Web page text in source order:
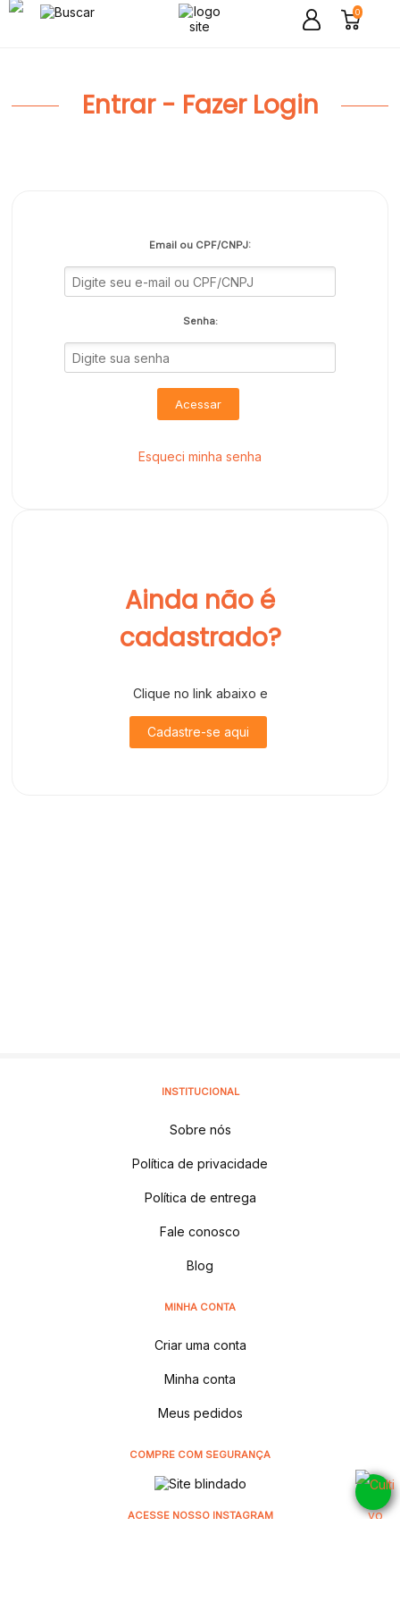
0
Entrar - Fazer Login
Email ou CPF/CNPJ:
Senha:
Acessar
Esqueci minha senha
Ainda não é
cadastrado?
Clique no link abaixo e
Cadastre-se aqui
INSTITUCIONAL
Sobre nós
Política de privacidade
Política de entrega
Fale conosco
Blog
MINHA CONTA
Criar uma conta
Minha conta
Meus pedidos
COMPRE COM SEGURANÇA
ACESSE NOSSO INSTAGRAM